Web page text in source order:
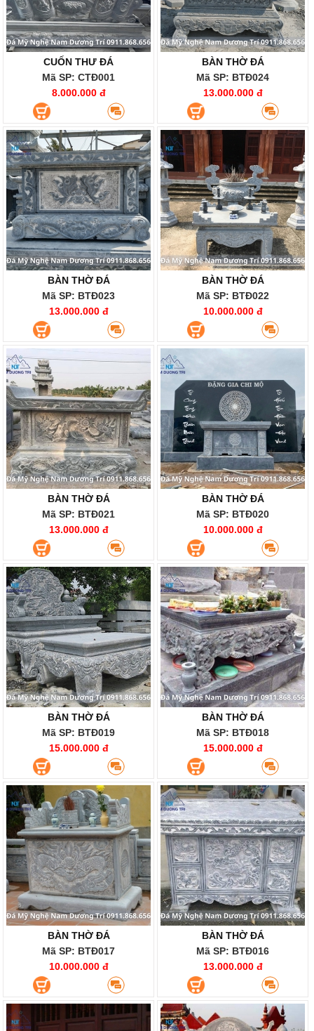
CUỐN THƯ ĐÁ
Mã SP: CTĐ001
8.000.000 đ
BÀN THỜ ĐÁ
Mã SP: BTĐ024
13.000.000 đ
BÀN THỜ ĐÁ
Mã SP: BTĐ023
13.000.000 đ
BÀN THỜ ĐÁ
Mã SP: BTĐ022
10.000.000 đ
BÀN THỜ ĐÁ
Mã SP: BTĐ021
13.000.000 đ
BÀN THỜ ĐÁ
Mã SP: BTĐ020
10.000.000 đ
BÀN THỜ ĐÁ
Mã SP: BTĐ019
15.000.000 đ
BÀN THỜ ĐÁ
Mã SP: BTĐ018
15.000.000 đ
BÀN THỜ ĐÁ
Mã SP: BTĐ017
10.000.000 đ
BÀN THỜ ĐÁ
Mã SP: BTĐ016
13.000.000 đ